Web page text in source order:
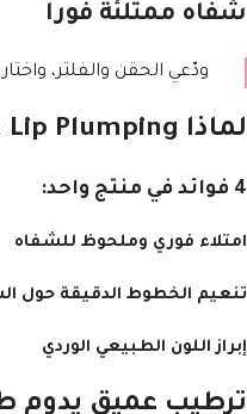
شفاه ممتلئة فوراً
ودّعي الحقن والفلتر،
لماذا Safira Lip Plumping؟
4 فوائد في منتج واحد:
امتلاء فوري وملحوظ للشفاه
تنعيم الخطوط الدقيقة حول
إبراز اللون الطبيعي الوردي
ترطيب عميق يدوم